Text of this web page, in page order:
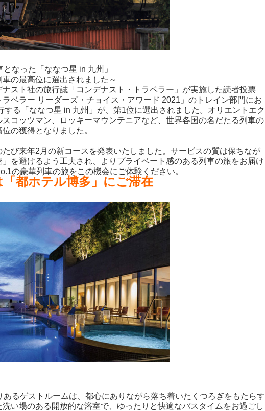
なった「ななつ星 in 九州」
の最高位に選出されました～
スト社の旅行誌「コンデナスト・トラベラー」が実施した読者投票
ラベラー リーダーズ・チョイス・アワード 2021」のトレイン部門にお
する「ななつ星 in 九州」が、第1位に選出されました。オリエントエク
スコッツマン、ロッキーマウンテニアなど、世界各国の名だたる列車の
の獲得となりました。
たび来年2月の新コースを発表いたしました。サービスの質は保ちなが
」を避けるよう工夫され、よりプライベート感のある列車の旅をお届け
の豪華列車の旅をこの機会にご体験ください。
「都ホテル博多」にご滞在
あるゲストルームは、都心にありながら落ち着いたくつろぎをもたらす
い場のある開放的な浴室で、ゆったりと快適なバスタイムをお過ごし